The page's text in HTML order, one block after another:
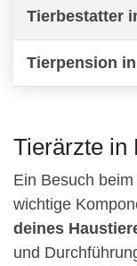
Tierbestatter
Tierpension
Tierärzte in
Ein Besuch beim
wichtige
deines
und